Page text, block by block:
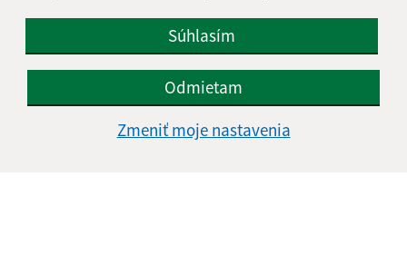
Súhlasím
Odmietam
Zmeniť moje nastavenia
Navigácia:
Vytlačiť aktuálnu stránku
Mapa stránok
Cookies